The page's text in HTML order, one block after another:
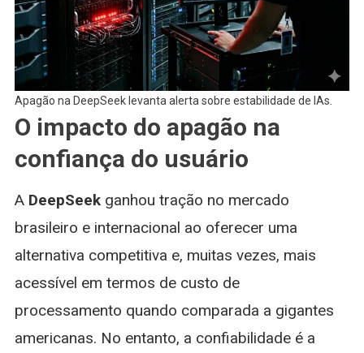
Apagão na DeepSeek levanta alerta sobre estabilidade de IAs.
O impacto do apagão na
confiança do usuário
A DeepSeekganhou tração no mercado
brasileiro e internacional ao oferecer uma
alternativa competitiva e, muitas vezes, mais
acessível em termos de custo de
processamento quando comparada a gigantes
americanas. No entanto, a confiabilidade é a